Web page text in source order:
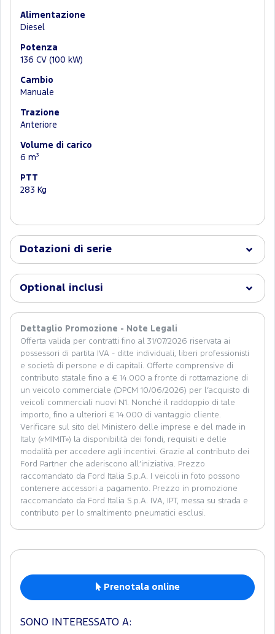
Alimentazione
Diesel
Potenza
136 CV (100 kW)
Cambio
Manuale
Trazione
Anteriore
Volume di carico
6 m³
PTT
283 Kg
Dotazioni di serie
Optional inclusi
Dettaglio Promozione - Note Legali
Offerta valida per contratti fino al 31/07/2026 riservata ai
possessori di partita IVA - ditte individuali, liberi professionisti
e società di persone e di capitali. Offerte comprensive di
contributo statale fino a € 14.000 a fronte di rottamazione di
un veicolo commerciale (DPCM 10/06/2026) per l’acquisto di
veicoli commerciali nuovi N1. Nonché il raddoppio di tale
importo, fino a ulteriori € 14.000 di vantaggio cliente.
Verificare sul sito del Ministero delle imprese e del made in
Italy («MIMIT») la disponibilità dei fondi, requisiti e delle
modalità per accedere agli incentivi. Grazie al contributo dei
Ford Partner che aderiscono all’iniziativa. Prezzo
raccomandato da Ford Italia S.p.A. I veicoli in foto possono
contenere accessori a pagamento. Prezzo in promozione
raccomandato da Ford Italia S.p.A. IVA, IPT, messa su strada e
contributo per lo smaltimento pneumatici esclusi.
Prenotala online
SONO INTERESSATO A: